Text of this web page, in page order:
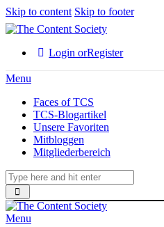
Skip to content Skip to footer
Login orRegister
Menu
Faces of TCS
TCS-Blogartikel
Unsere Favoriten
Mitbloggen
Mitgliederbereich
Menu